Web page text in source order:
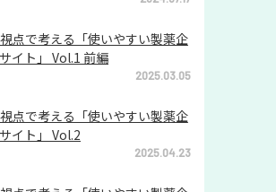
点で考える「使いやすい製薬企
イト」 Vol.1 前編
2025.03.05
点で考える「使いやすい製薬企
イト」 Vol.2
2025.04.23